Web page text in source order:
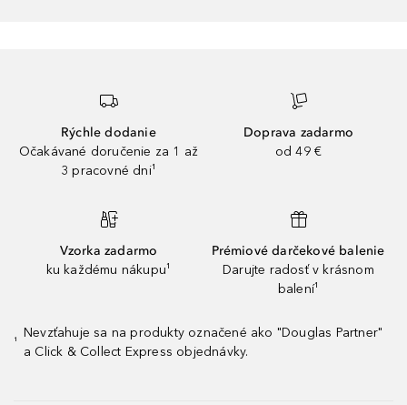
Rýchle dodanie
Očakávané doručenie za 1 až
3 pracovné dni¹
Doprava zadarmo
od 49 €
Vzorka zadarmo
ku každému nákupu¹
Prémiové darčekové balenie
Darujte radosť v krásnom
balení¹
¹
Nevzťahuje sa na produkty označené ako "Douglas Partner"
a Click & Collect Express objednávky.